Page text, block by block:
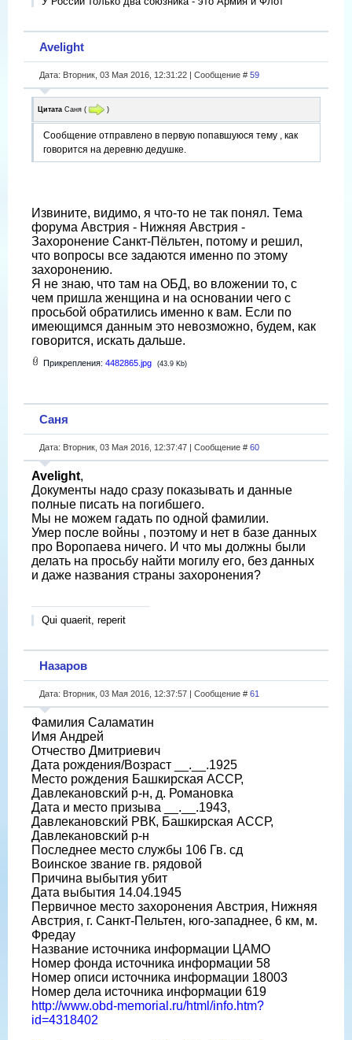
Avelight
Дата: Вторник, 03 Мая 2016, 12:31:22 | Сообщение # 59
Цитата Саня ( )
Сообщение отправлено в первую попавшуюся тему , как
говорится на деревню дедушке.
Извините, видимо, я что-то не так понял. Тема
форума Австрия - Нижняя Австрия -
Захоронение Санкт-Пёльтен, потому и решил,
что вопросы все задаются именно по этому
захоронению.
Я не знаю, что там на ОБД, во вложении то, с
чем пришла женщина и на основании чего с
просьбой обратились именно к вам. Если по
имеющимся данным это невозможно, будем, как
говорится, искать дальше.
Прикрепления: 4482865.jpg (43.9 Kb)
Саня
Дата: Вторник, 03 Мая 2016, 12:37:47 | Сообщение # 60
Avelight,
Документы надо сразу показывать и данные
полные писать на погибшего.
Мы не можем гадать по одной фамилии.
Умер после войны , поэтому и нет в базе данных
про Воропаева ничего. И что мы должны были
делать на просьбу найти могилу его, без данных
и даже названия страны захоронения?
Qui quaerit, reperit
Назаров
Дата: Вторник, 03 Мая 2016, 12:37:57 | Сообщение # 61
Фамилия Саламатин
Имя Андрей
Отчество Дмитриевич
Дата рождения/Возраст __.__.1925
Место рождения Башкирская АССР,
Давлекановский р-н, д. Романовка
Дата и место призыва __.__.1943,
Давлекановский РВК, Башкирская АССР,
Давлекановский р-н
Последнее место службы 106 Гв. сд
Воинское звание гв. рядовой
Причина выбытия убит
Дата выбытия 14.04.1945
Первичное место захоронения Австрия, Нижняя
Австрия, г. Санкт-Пельтен, юго-западнее, 6 км, м.
Фредау
Название источника информации ЦАМО
Номер фонда источника информации 58
Номер описи источника информации 18003
Номер дела источника информации 619
http://www.obd-memorial.ru/html/info.htm?
id=4318402